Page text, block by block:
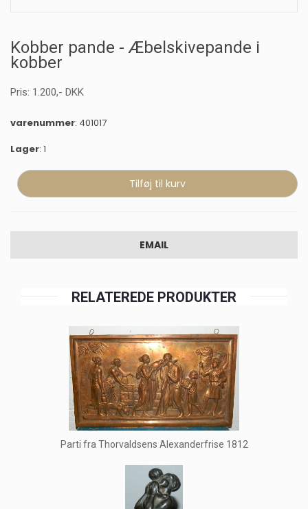
Kobber pande - Æbelskivepande i
kobber
Pris: 1.200,- DKK
varenummer: 401017
Lager: 1
EMAIL
RELATEREDE PRODUKTER
Parti fra Thorvaldsens Alexanderfrise 1812